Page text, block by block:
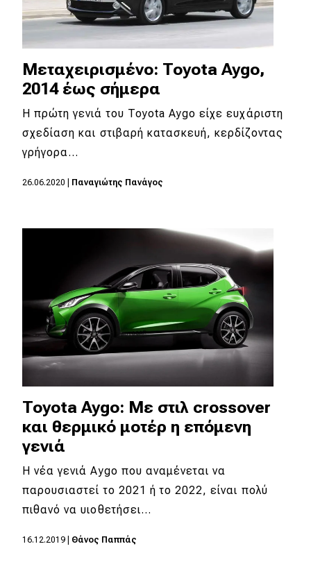
Μεταχειρισμένο: Toyota Aygo,
2014 έως σήμερα
Η πρώτη γενιά του Toyota Aygo είχε ευχάριστη
σχεδίαση και στιβαρή κατασκευή, κερδίζοντας
γρήγορα…
26.06.2020 Παναγιώτης Πανάγος
Toyota Aygo: Με στιλ crossover
και θερμικό μοτέρ η επόμενη
γενιά
Η νέα γενιά Aygo που αναμένεται να
παρουσιαστεί το 2021 ή το 2022, είναι πολύ
πιθανό να υιοθετήσει…
16.12.2019 Θάνος Παππάς